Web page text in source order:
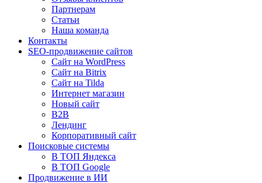
Партнерам
Статьи
Наша команда
Контакты
SEO-продвижение сайтов
Сайт на WordPress
Сайт на Bitrix
Сайт на Tilda
Интернет магазин
Новый сайт
B2B
Лендинг
Корпоративный сайт
Поисковые системы
В ТОП Яндекса
В ТОП Google
Продвижение в ИИ